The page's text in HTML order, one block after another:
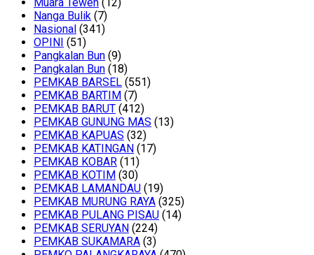
Nanga Bulik (7)
Nasional (341)
OPINI (51)
Pangkalan Bun (9)
Pangkalan Bun (18)
PEMKAB BARSEL (551)
PEMKAB BARTIM (7)
PEMKAB BARUT (412)
PEMKAB GUNUNG MAS (13)
PEMKAB KAPUAS (32)
PEMKAB KATINGAN (17)
PEMKAB KOBAR (11)
PEMKAB KOTIM (30)
PEMKAB LAMANDAU (19)
PEMKAB MURUNG RAYA (325)
PEMKAB PULANG PISAU (14)
PEMKAB SERUYAN (224)
PEMKAB SUKAMARA (3)